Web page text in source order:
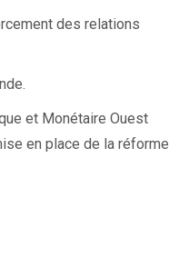
des relations
et Monétaire Ouest
en place de la réforme